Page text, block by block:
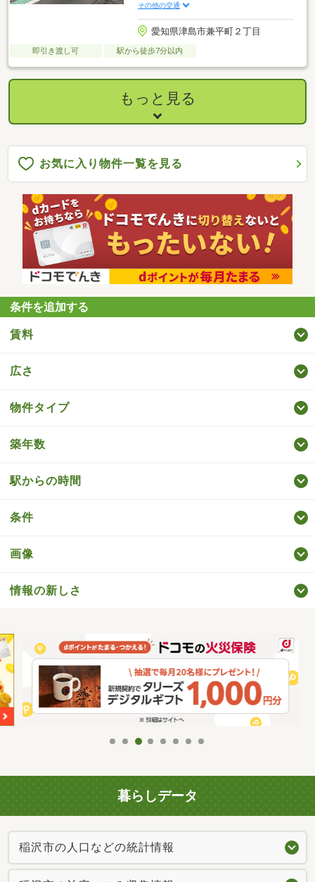
その他の交通
愛知県津島市兼平町２丁目
即引き渡し可 駅から徒歩7分以内
もっと見る
お気に入り物件一覧を見る
条件を追加する
賃料
広さ
物件タイプ
築年数
駅からの時間
条件
画像
情報の新しさ
暮らしデータ
稲沢市の人口などの統計情報